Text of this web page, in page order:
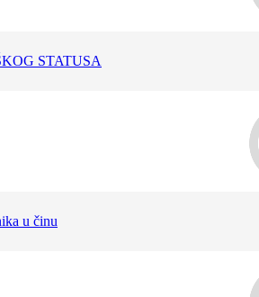
STATUSA
u činu